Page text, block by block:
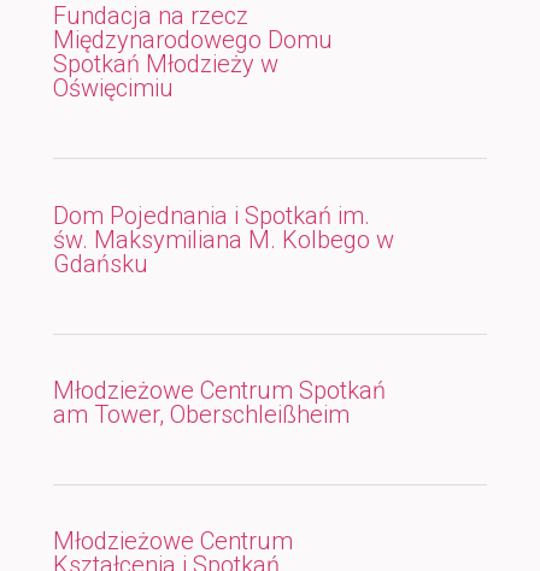
Fundacja na rzecz
Międzynarodowego Domu
Spotkań Młodzieży w
Oświęcimiu
Dom Pojednania i Spotkań im.
św. Maksymiliana M. Kolbego w
Gdańsku
Młodzieżowe Centrum Spotkań
am Tower, Oberschleißheim
Młodzieżowe Centrum